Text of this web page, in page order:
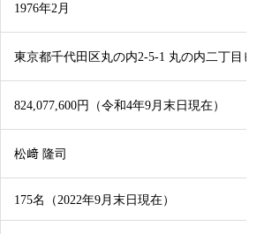
1976年2月
東京都千代田区丸の内2-5-1 丸の内二丁目ビ
824,077,600円（令和4年9月末日現在）
松﨑 隆司
175名（2022年9月末日現在）